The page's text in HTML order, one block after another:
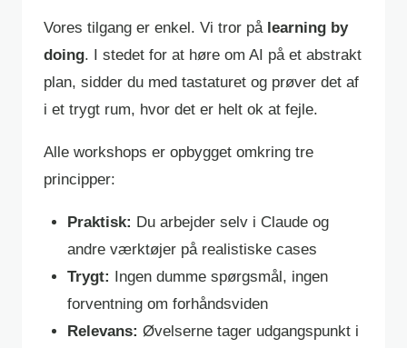
Vores tilgang er enkel. Vi tror på learning by
doing. I stedet for at høre om AI på et abstrakt
plan, sidder du med tastaturet og prøver det af
i et trygt rum, hvor det er helt ok at fejle.
Alle workshops er opbygget omkring tre
principper:
Praktisk: Du arbejder selv i Claude og
andre værktøjer på realistiske cases
Trygt: Ingen dumme spørgsmål, ingen
forventning om forhåndsviden
Relevans: Øvelserne tager udgangspunkt i